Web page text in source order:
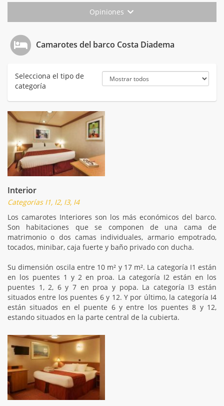
Opiniones
Camarotes del barco Costa Diadema
Selecciona el tipo de
categoría
Interior
Categorías I1, I2, I3, I4
Los camarotes Interiores son los más económicos del barco.
Son habitaciones que se componen de una cama de
matrimonio o dos camas individuales, armario empotrado,
tocados, minibar, caja fuerte y baño privado con ducha.
Su dimensión oscila entre 10 m² y 17 m². La categoría I1 están
en los puentes 1 y 2 en proa. La categoría I2 están en los
puentes 1, 2, 6 y 7 en proa y popa. La categoría I3 están
situados entre los puentes 6 y 12. Y por último, la categoría I4
están situados en el puente 6 y entre los puentes 8 y 12,
estando situados en la parte central de la cubierta.